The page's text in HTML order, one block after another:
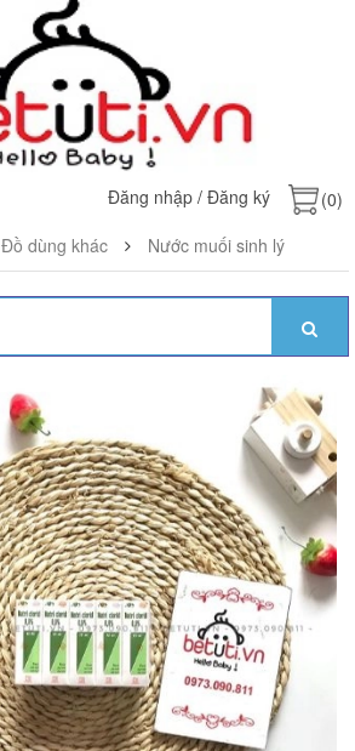
Đăng nhập / Đăng ký
(0)
Đồ dùng khác Nước muối sinh lý